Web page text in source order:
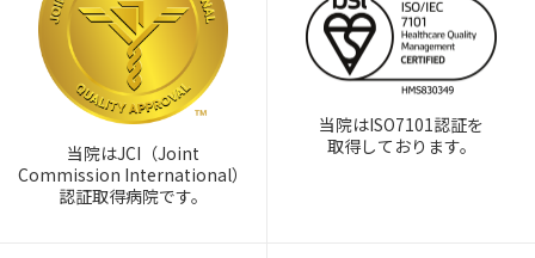
当院はJCI（Joint
Commission International）
認証取得病院です。
当院はISO7101認証を
取得しております。